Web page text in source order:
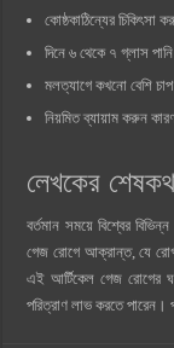
কোষ্ঠকাঠিন্যের চিকিৎসা
দিনে ৬ থেকে ৭ গ্লাস
মলত্যাগে কখনো বেশি
নিয়মিত ব্যায়াম করুন
লেখকের
বর্তমান সময়ে বিশ্বের
গেজ রোগে আক্রান্ত, যে
এই আর্টিকেল গেজ রোগের
পরিত্রাণ লাভ করতে পারেন।